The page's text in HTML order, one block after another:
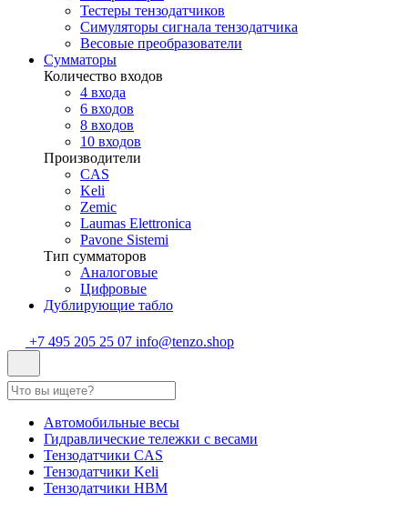
Тестеры тензодатчиков
Симуляторы сигнала тензодатчика
Весовые преобразователи
Сумматоры
Количество входов
4 входа
6 входов
8 входов
10 входов
Производители
CAS
Keli
Zemic
Laumas Elettronica
Pavone Sistemi
Тип сумматоров
Аналоговые
Цифровые
Дублирующие табло
+7 495 205 25 07 info@tenzo.shop
Автомобильные весы
Гидравлические тележки с весами
Тензодатчики CAS
Тензодатчики Keli
Тензодатчики HBM